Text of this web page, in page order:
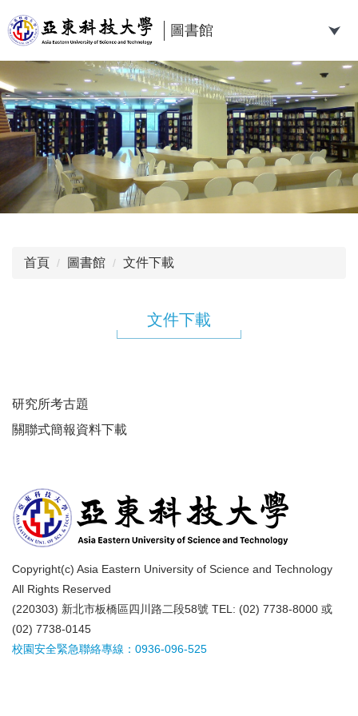
到
主
要
內
容
區
圖書館
首頁 圖書館 文件下載
文件下載
研究所考古題
關聯式簡報資料下載
Copyright(c) Asia Eastern University of Science and Technology
All Rights Reserved
(220303) 新北市板橋區四川路二段58號 TEL: (02) 7738-8000 或
(02) 7738-0145
校園安全緊急聯絡專線：0936-096-525